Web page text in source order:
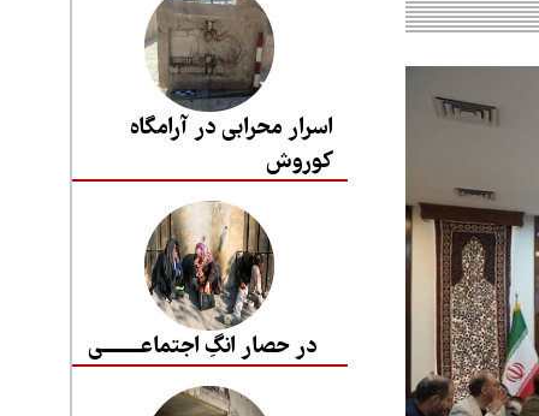
اسرار محرابی در آرامگاه
کوروش
در حصار انگِ اجتماعــــــــی